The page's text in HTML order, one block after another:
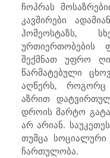
ჩოპრას
კავშირები
ჰომეოსტაზს,
ურთიერთობების
შექმნათ უფრო
წარმატებული
აღწერს, როგორც
აზრით
დროის მარტო
არ არიან.
თუმცა სოციალური
ჩართულობა.